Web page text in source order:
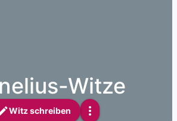
Witze
Witz schreiben